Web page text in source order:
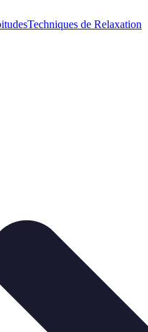
Techniques de Relaxation